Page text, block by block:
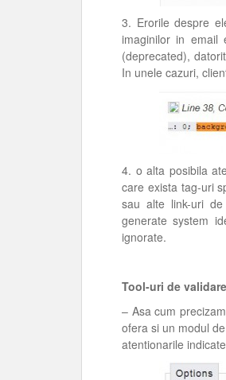
3. Erorile despre
imaginilor in email
(deprecated),
In unele cazuri,
4. o alta posibila
care exista tag-uri
sau alte link-uri de
generate system
ignorate.
Tool-uri de
– Asa cum
ofera si un modul
atentionarile